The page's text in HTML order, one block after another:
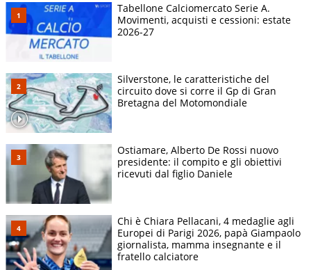
Tabellone Calciomercato Serie A.
Movimenti, acquisti e cessioni: estate
2026-27
Silverstone, le caratteristiche del
circuito dove si corre il Gp di Gran
Bretagna del Motomondiale
Ostiamare, Alberto De Rossi nuovo
presidente: il compito e gli obiettivi
ricevuti dal figlio Daniele
Chi è Chiara Pellacani, 4 medaglie agli
Europei di Parigi 2026, papà Giampaolo
giornalista, mamma insegnante e il
fratello calciatore